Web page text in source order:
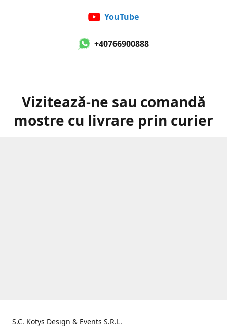
YouTube
+40766900888
Vizitează-ne sau comandă
mostre cu livrare prin curier
S.C. Kotys Design & Events S.R.L.